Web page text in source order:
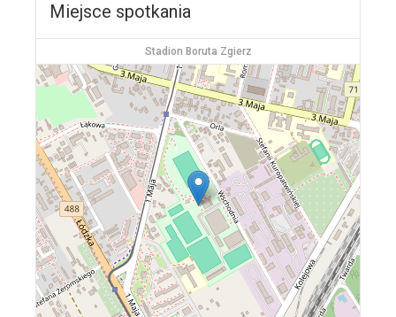
Miejsce spotkania
Stadion Boruta Zgierz